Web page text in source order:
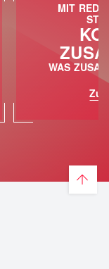
MIT RED
WAS
Zur